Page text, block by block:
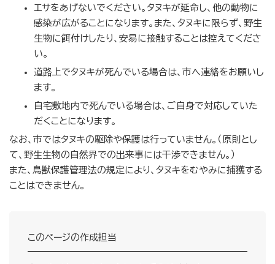
エサをあげないでください。タヌキが延命し、他の動物に
感染が広がることになります。また、タヌキに限らず、野生
生物に餌付けしたり、安易に接触することは控えてくださ
い。
道路上でタヌキが死んでいる場合は、市へ連絡をお願いし
ます。
自宅敷地内で死んでいる場合は、ご自身で対応していた
だくことになります。
なお、市ではタヌキの駆除や保護は行っていません。（原則とし
て、野生生物の自然界での出来事には干渉できません。）
また、鳥獣保護管理法の規定により、タヌキをむやみに捕獲する
ことはできません。
このページの作成担当